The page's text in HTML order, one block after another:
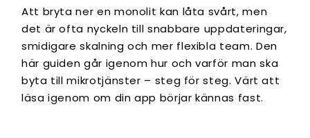
Att bryta ner en monolit kan låta svårt, men
det är ofta nyckeln till snabbare uppdateringar,
smidigare skalning och mer flexibla team. Den
här guiden går igenom hur och varför man ska
byta till mikrotjänster – steg för steg. Värt att
läsa igenom om din app börjar kännas fast.